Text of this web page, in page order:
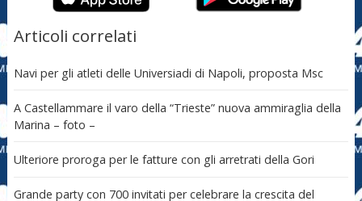
Articoli correlati
Navi per gli atleti delle Universiadi di Napoli, proposta Msc
A Castellammare il varo della “Trieste” nuova ammiraglia della
Marina – foto –
Ulteriore proroga per le fatture con gli arretrati della Gori
Grande party con 700 invitati per celebrare la crescita del